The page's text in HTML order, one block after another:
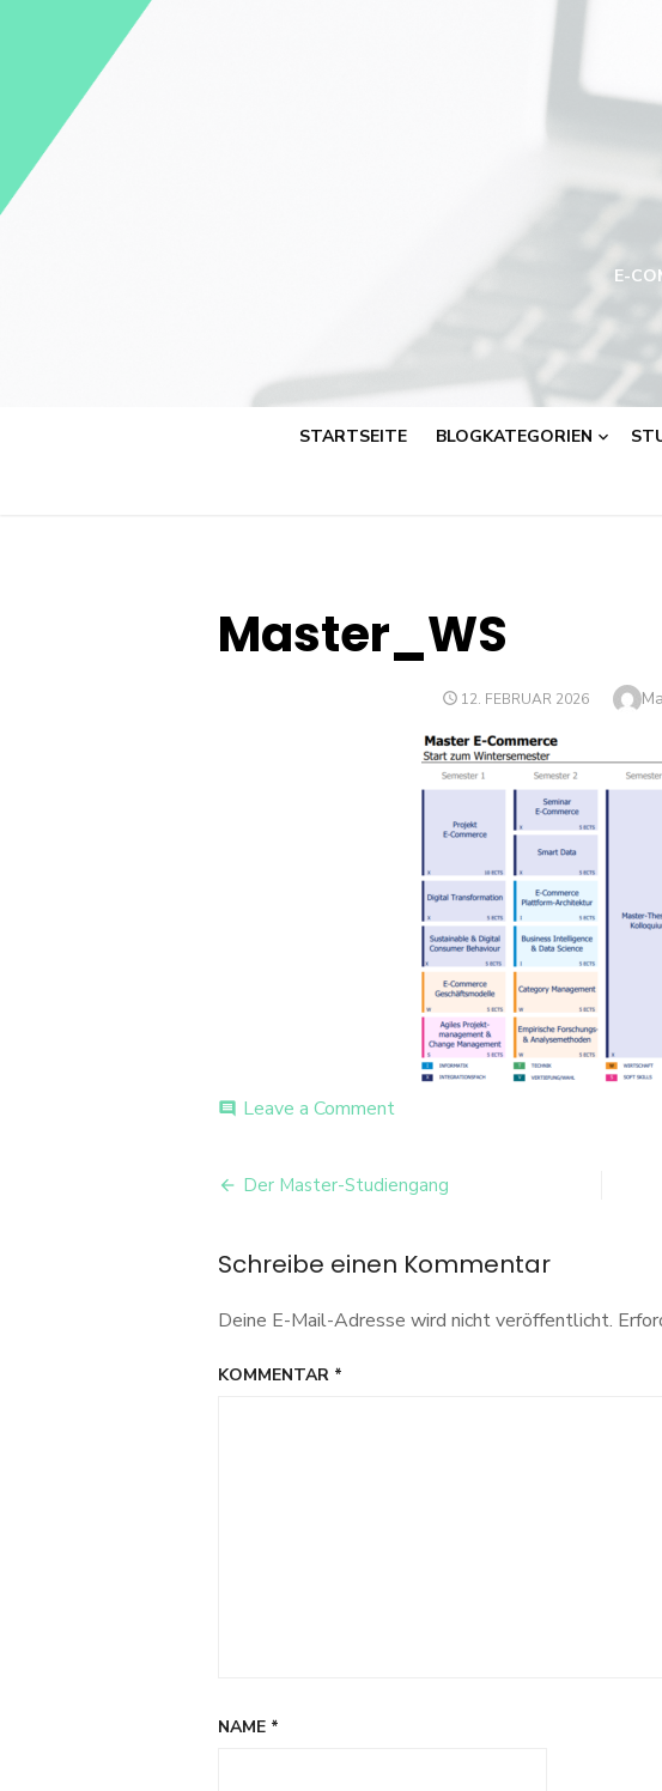
E-
STARTSEITE BLOGKATEGORIEN
Master_WS
POSTED
12. FEBRUAR 2026
comment Leave a Commenton
Beitrags-
Der Master-Studiengang
Schreibe einen Kommentar
Deine E-Mail-Adresse wird nicht veröffentlicht.
KOMMENTAR *
NAME *